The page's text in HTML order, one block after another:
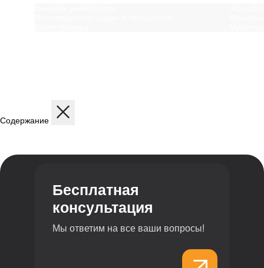
Содержание
Структура программы
Профиль обучения
Бесплатная
консультация
Мы ответим на все ваши вопросы!